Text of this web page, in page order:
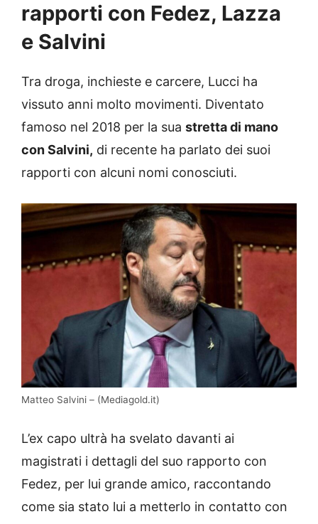
rapporti con Fedez, Lazza
e Salvini
Tra droga, inchieste e carcere, Lucci ha
vissuto anni molto movimenti. Diventato
famoso nel 2018 per la sua stretta di mano
con Salvini, di recente ha parlato dei suoi
rapporti con alcuni nomi conosciuti.
Matteo Salvini – (Mediagold.it)
L’ex capo ultrà ha svelato davanti ai
magistrati i dettagli del suo rapporto con
Fedez, per lui grande amico, raccontando
come sia stato lui a metterlo in contatto con